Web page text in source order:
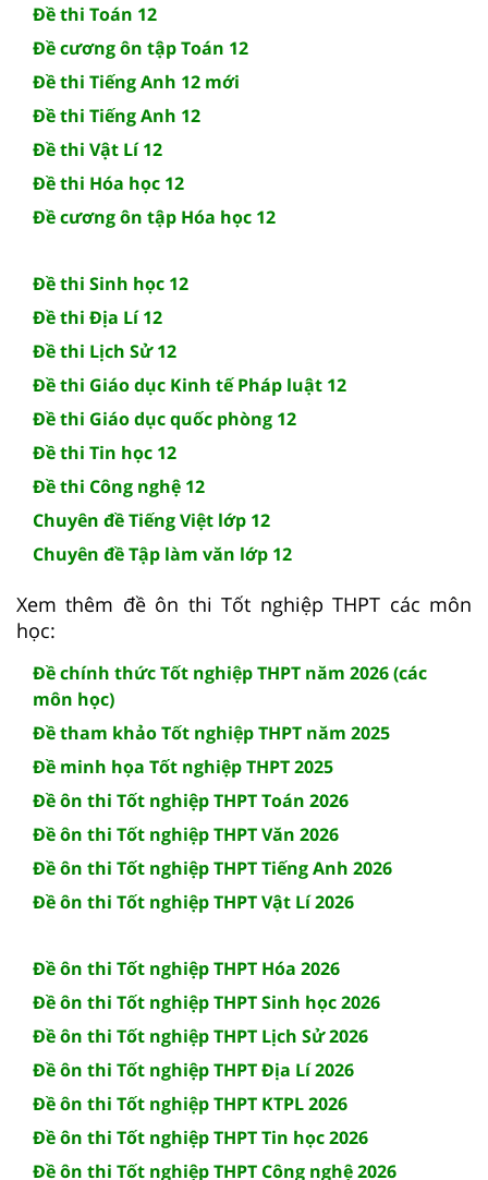
Đề thi Toán 12
Đề cương ôn tập Toán 12
Đề thi Tiếng Anh 12 mới
Đề thi Tiếng Anh 12
Đề thi Vật Lí 12
Đề thi Hóa học 12
Đề cương ôn tập Hóa học 12
Đề thi Sinh học 12
Đề thi Địa Lí 12
Đề thi Lịch Sử 12
Đề thi Giáo dục Kinh tế Pháp luật 12
Đề thi Giáo dục quốc phòng 12
Đề thi Tin học 12
Đề thi Công nghệ 12
Chuyên đề Tiếng Việt lớp 12
Chuyên đề Tập làm văn lớp 12
Xem thêm đề ôn thi Tốt nghiệp THPT các môn
học:
Đề chính thức Tốt nghiệp THPT năm 2026 (các
môn học)
Đề tham khảo Tốt nghiệp THPT năm 2025
Đề minh họa Tốt nghiệp THPT 2025
Đề ôn thi Tốt nghiệp THPT Toán 2026
Đề ôn thi Tốt nghiệp THPT Văn 2026
Đề ôn thi Tốt nghiệp THPT Tiếng Anh 2026
Đề ôn thi Tốt nghiệp THPT Vật Lí 2026
Đề ôn thi Tốt nghiệp THPT Hóa 2026
Đề ôn thi Tốt nghiệp THPT Sinh học 2026
Đề ôn thi Tốt nghiệp THPT Lịch Sử 2026
Đề ôn thi Tốt nghiệp THPT Địa Lí 2026
Đề ôn thi Tốt nghiệp THPT KTPL 2026
Đề ôn thi Tốt nghiệp THPT Tin học 2026
Đề ôn thi Tốt nghiệp THPT Công nghệ 2026